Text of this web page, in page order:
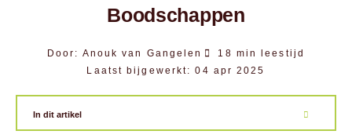
Boodschappen
Door: Anouk van Gangelen
18 min leestijd
Laatst bijgewerkt: 04 apr 2025
In dit artikel